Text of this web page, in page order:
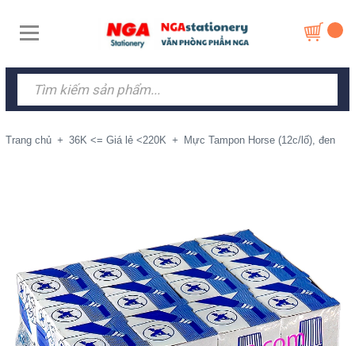
Trang chủ + 36K <= Giá lẻ <220K + Mực Tampon Horse (12c/lố), đen